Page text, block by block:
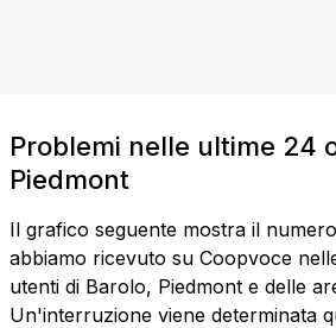
Problemi nelle ultime 24
Piedmont
Il grafico seguente mostra il
abbiamo ricevuto su Coopvoce
utenti di Barolo, Piedmont e delle
Un'interruzione viene determinata